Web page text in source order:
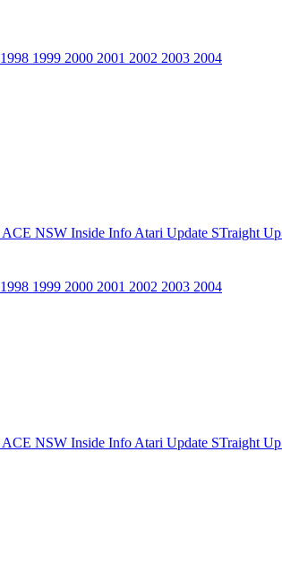
1998 1999 2000 2001 2002 2003 2004
ACE NSW Inside Info Atari Update STraight Up
1998 1999 2000 2001 2002 2003 2004
ACE NSW Inside Info Atari Update STraight Up